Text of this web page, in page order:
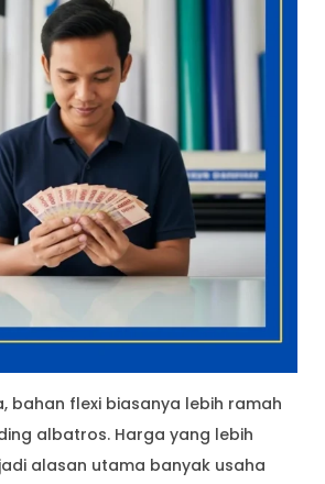
bahan flexi biasanya lebih ramah
albatros. Harga yang lebih
alasan utama banyak usaha